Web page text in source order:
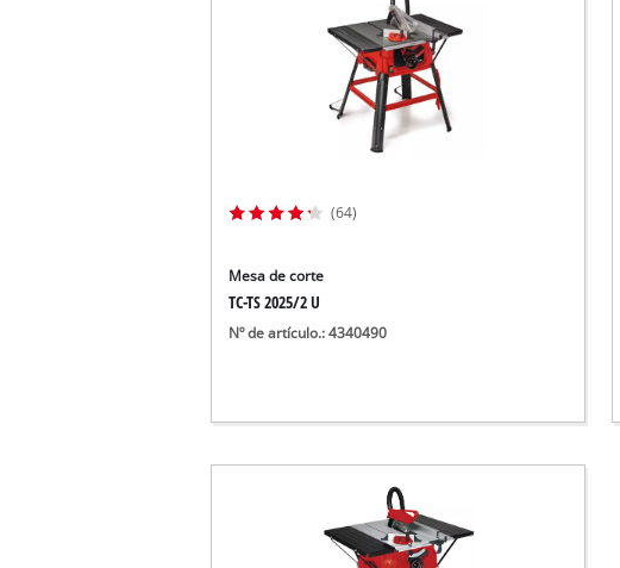
(64)
Mesa de corte
TC-TS 2025/2 U
Nº de artículo.: 4340490